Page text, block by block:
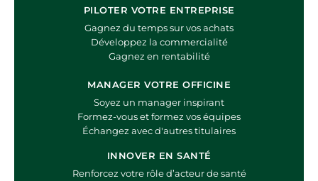
PILOTER VOTRE ENTREPRISE
Gagnez du temps sur vos achats
Développez la commercialité
Gagnez en rentabilité
MANAGER VOTRE OFFICINE
Soyez un manager inspirant
Formez-vous et formez vos équipes
Échangez avec d'autres titulaires
INNOVER EN SANTÉ
Renforcez votre rôle d’acteur de santé